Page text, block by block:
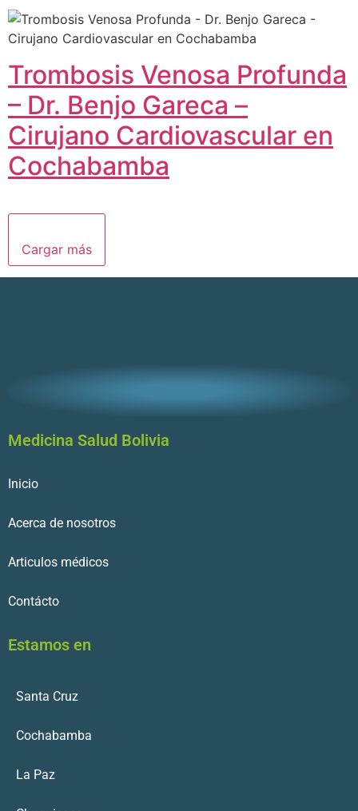
Trombosis Venosa Profunda
– Dr. Benjo Gareca –
Cirujano Cardiovascular en
Cochabamba
Cargar más
Medicina Salud Bolivia
Inicio
Acerca de nosotros
Articulos médicos
Contácto
Estamos en
Santa Cruz
Cochabamba
La Paz